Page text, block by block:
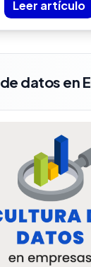
Leer artículo
datos en